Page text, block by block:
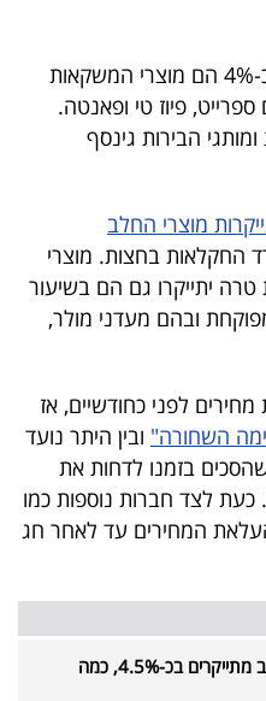
המוצרים שתייקרו בשיעור של כ-4% הם מוצרי המשקאות
פיוז טי ופאנטה.
הבירות גינסף
מוצרי החלב
החקלאות בחצות. מוצרי
יתייקרו גם הם בשיעור
ובהם מעדני מולר,
לפני כחודשיים, אז
השחורה" ובין היתר נועד
בזמנו לדחות את
כעת לצד חברות נוספות כמו
המחירים עד לאחר חג
ממחר: מוצרי החלב מתייקרים בכ-4.5%, כמה